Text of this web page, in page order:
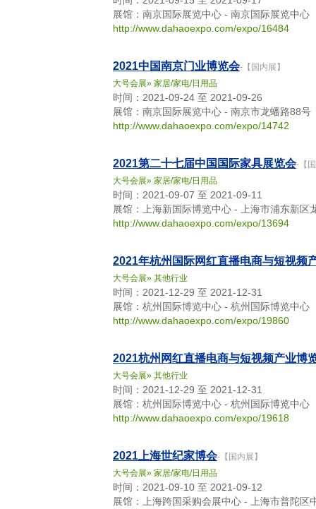
展馆：南京国际展览中心 - 南京国际展览中心
http://www.dahaoexpo.com/expo/16484
2021中国南京门业博览会-【国内展】
大号会展» 家居/家电/日用品
时间：2021-09-24 至 2021-09-26
展馆：南京国际展览中心 - 南京市龙蟠路88号
http://www.dahaoexpo.com/expo/14742
2021第二十七届中国国际家具展览会-【
大号会展» 家居/家电/日用品
时间：2021-09-07 至 2021-09-11
展馆：上海新国际博览中心 - 上海市浦东新区
http://www.dahaoexpo.com/expo/13694
2021年杭州国际网红直播电商与短视频
大号会展» 其他行业
时间：2021-12-29 至 2021-12-31
展馆：杭州国际博览中心 - 杭州国际博览中心
http://www.dahaoexpo.com/expo/19860
2021杭州网红直播电商与短视频产业博
大号会展» 其他行业
时间：2021-12-29 至 2021-12-31
展馆：杭州国际博览中心 - 杭州国际博览中心
http://www.dahaoexpo.com/expo/19618
2021上海世纪家博会-【国内展】
大号会展» 家居/家电/日用品
时间：2021-09-10 至 2021-09-12
展馆：上海跨国采购会展中心 - 上海市普陀区